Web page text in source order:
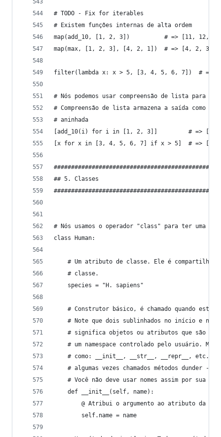
# TODO - Fix for iterables
# Existem funções internas de alta ordem
map(add_10, [1, 2, 3])          # => [11, 12,
map(max, [1, 2, 3], [4, 2, 1])  # => [4, 2, 3]
filter(lambda x: x > 5, [3, 4, 5, 6, 7])  # =>
# Nós podemos usar compreensão de lista para
# Compreensão de lista armazena a saída como
# aninhada
[add_10(i) for i in [1, 2, 3]]         # => [11,
[x for x in [3, 4, 5, 6, 7] if x > 5]  # => [6,
## 5. Classes
# Nós usamos o operador "class" para ter uma
class Human:
# Um atributo de classe. Ele é
    # classe.
    species = "H. sapiens"
# Construtor básico, é chamado quando esta
# Note que dois sublinhados no início e no
# significa objetos ou atributos que são
# um namespace controlado pelo usuário.
# como: __init__, __str__, __repr__, etc.
# algumas vezes chamados métodos dunder -
# Você não deve usar nomes assim por sua
    def __init__(self, name):
@ Atribui o argumento ao atributo da
        self.name = name